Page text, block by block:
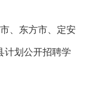
、东方市、定安
计划公开招聘学